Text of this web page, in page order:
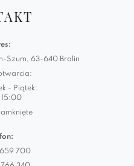
Szum, 63-640 Bralin
- Piątek:
700